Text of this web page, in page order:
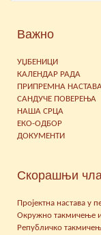
Важно
УЏБЕНИЦИ
КАЛЕНДАР РАДА
ПРИПРЕМНА
САНДУЧЕ ПОВЕРЕЊА
НАША СРЦА
ЕКО-ОДБОР
ДОКУМЕНТИ
Скорашњи
Пројектна настава у
Окружно такмичење
Републичко